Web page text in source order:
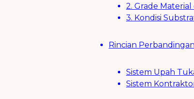
2. Grade
3. Kondisi
Rincian
Sistem Upah
Sistem